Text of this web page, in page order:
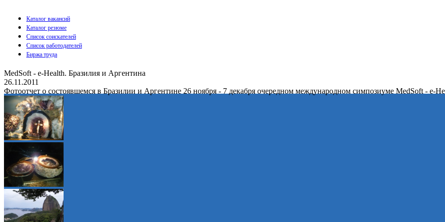
Каталог вакансий
Каталог резюме
Список соискателей
Список работодателей
Биржа труда
MedSoft - e-Health. Бразилия и Аргентина
26.11.2011
Фотоотчет о состоявшемся в Бразилии и Аргентине 26 ноября - 7 декабря очередном международном симпозиуме MedSoft - e-